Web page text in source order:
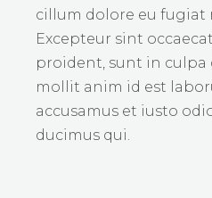
cillum dolore eu fugiat
Excepteur sint
proident, sunt in culpa
mollit anim id est
accusamus et iusto
ducimus qui.